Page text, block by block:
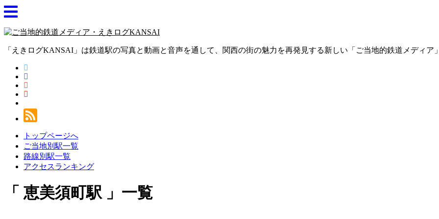
「えきログKANSAI」は鉄道駅の写真と動画と音声を通して、関西の街の魅力を再発見する新しい「ご当地的鉄道メディア
トップページへ
ご当地別駅一覧
路線別駅一覧
アクセスランキング
恵美須町駅 一覧